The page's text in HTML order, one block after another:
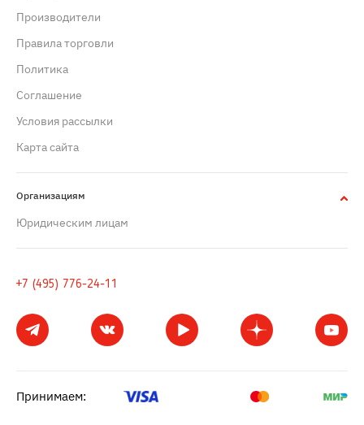
Производители
Правила торговли
Политика
Cоглашение
Условия рассылки
Карта сайта
Организациям
Юридическим лицам
+7 (495) 776-24-11
Принимаем: